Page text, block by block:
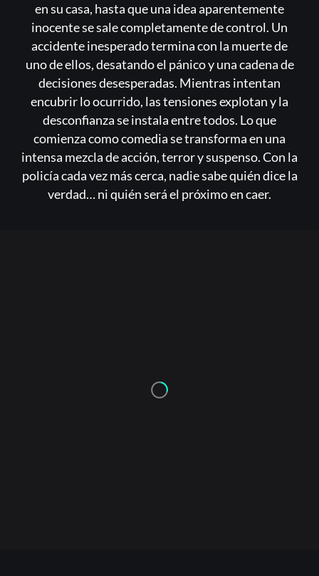
en su casa, hasta que una idea aparentemente
inocente se sale completamente de control. Un
accidente inesperado termina con la muerte de
uno de ellos, desatando el pánico y una cadena de
decisiones desesperadas. Mientras intentan
encubrir lo ocurrido, las tensiones explotan y la
desconfianza se instala entre todos. Lo que
comienza como comedia se transforma en una
intensa mezcla de acción, terror y suspenso. Con la
policía cada vez más cerca, nadie sabe quién dice la
verdad… ni quién será el próximo en caer.